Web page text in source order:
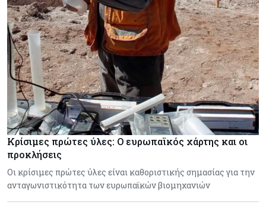
Κρίσιμες πρώτες ύλες: Ο ευρωπαϊκός χάρτης και οι
προκλήσεις
Οι κρίσιμες πρώτες ύλες είναι καθοριστικής σημασίας για την
ανταγωνιστικότητα των ευρωπαϊκών βιομηχανιών